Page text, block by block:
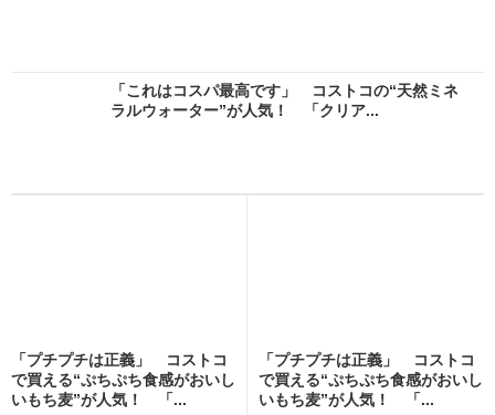
「これはコスパ最高です」 コストコの“天然ミネ
ラルウォーター”が人気！ 「クリア...
「プチプチは正義」 コストコ
で買える“ぷちぷち食感がおいし
いもち麦”が人気！ 「...
「プチプチは正義」 コストコ
で買える“ぷちぷち食感がおいし
いもち麦”が人気！ 「...